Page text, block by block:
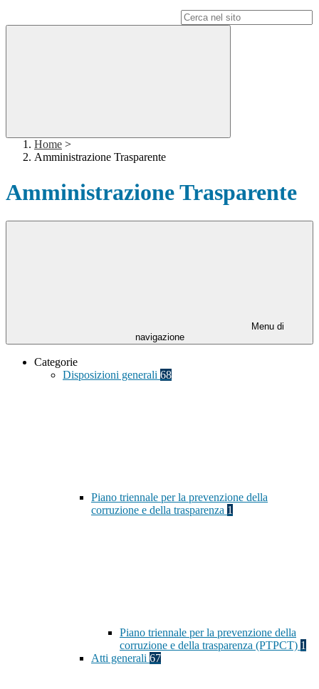
Home >
Amministrazione Trasparente
Amministrazione Trasparente
Menu di
navigazione
Categorie
Disposizioni generali 68
Piano triennale per la prevenzione della
corruzione e della trasparenza 1
Piano triennale per la prevenzione della
corruzione e della trasparenza (PTPCT) 1
Atti generali 67